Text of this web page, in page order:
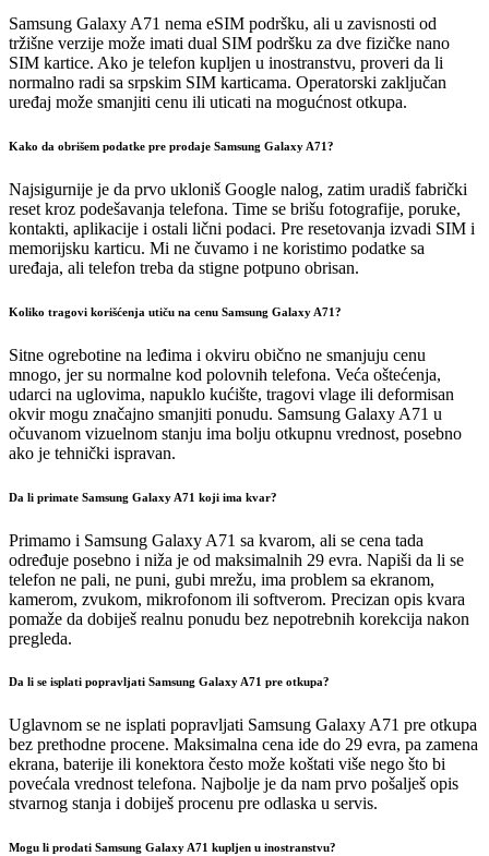
Samsung Galaxy A71 nema eSIM podršku, ali u zavisnosti od
tržišne verzije može imati dual SIM podršku za dve fizičke nano
SIM kartice. Ako je telefon kupljen u inostranstvu, proveri da li
normalno radi sa srpskim SIM karticama. Operatorski zaključan
uređaj može smanjiti cenu ili uticati na mogućnost otkupa.
Kako da obrišem podatke pre prodaje Samsung Galaxy A71?
Najsigurnije je da prvo ukloniš Google nalog, zatim uradiš fabrički
reset kroz podešavanja telefona. Time se brišu fotografije, poruke,
kontakti, aplikacije i ostali lični podaci. Pre resetovanja izvadi SIM i
memorijsku karticu. Mi ne čuvamo i ne koristimo podatke sa
uređaja, ali telefon treba da stigne potpuno obrisan.
Koliko tragovi korišćenja utiču na cenu Samsung Galaxy A71?
Sitne ogrebotine na leđima i okviru obično ne smanjuju cenu
mnogo, jer su normalne kod polovnih telefona. Veća oštećenja,
udarci na uglovima, napuklo kućište, tragovi vlage ili deformisan
okvir mogu značajno smanjiti ponudu. Samsung Galaxy A71 u
očuvanom vizuelnom stanju ima bolju otkupnu vrednost, posebno
ako je tehnički ispravan.
Da li primate Samsung Galaxy A71 koji ima kvar?
Primamo i Samsung Galaxy A71 sa kvarom, ali se cena tada
određuje posebno i niža je od maksimalnih 29 evra. Napiši da li se
telefon ne pali, ne puni, gubi mrežu, ima problem sa ekranom,
kamerom, zvukom, mikrofonom ili softverom. Precizan opis kvara
pomaže da dobiješ realnu ponudu bez nepotrebnih korekcija nakon
pregleda.
Da li se isplati popravljati Samsung Galaxy A71 pre otkupa?
Uglavnom se ne isplati popravljati Samsung Galaxy A71 pre otkupa
bez prethodne procene. Maksimalna cena ide do 29 evra, pa zamena
ekrana, baterije ili konektora često može koštati više nego što bi
povećala vrednost telefona. Najbolje je da nam prvo pošalješ opis
stvarnog stanja i dobiješ procenu pre odlaska u servis.
Mogu li prodati Samsung Galaxy A71 kupljen u inostranstvu?